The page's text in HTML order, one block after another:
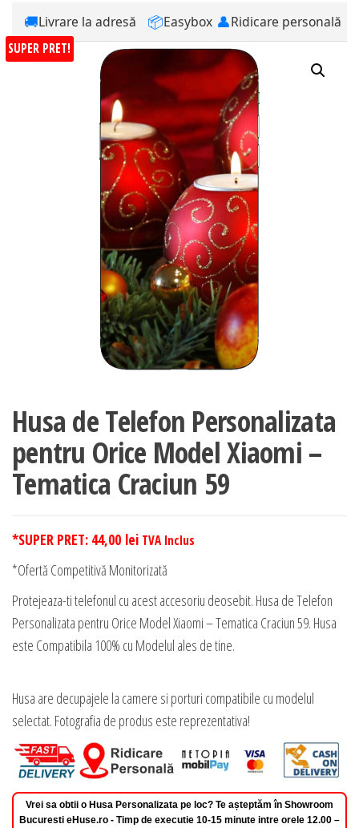
🚚Livrare la adresă 📦Easybox 👤Ridicare personală
SUPER PRET!
Husa de Telefon Personalizata
pentru Orice Model Xiaomi –
Tematica Craciun 59
*SUPER PRET: 44,00 lei TVA Inclus
*Ofertă Competitivă Monitorizată
Protejeaza-ti telefonul cu acest accesoriu deosebit. Husa de Telefon
Personalizata pentru Orice Model Xiaomi – Tematica Craciun 59. Husa
este Compatibila 100% cu Modelul ales de tine.
Husa are decupajele la camere si porturi compatibile cu modelul
selectat. Fotografia de produs este reprezentativa!
Vrei sa obtii o Husa Personalizata pe loc? Te așteptăm în Showroom
Bucuresti eHuse.ro - Timp de executie 10-15 minute intre orele 12.00 –